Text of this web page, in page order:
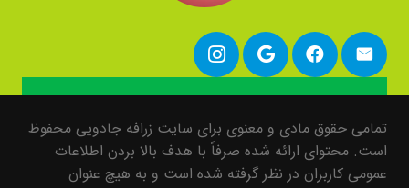
تمامی حقوق مادی و معنوی برای سایت زرافه جادویی محفوظ
است. محتوای ارائه شده صرفاً با هدف بالا بردن اطلاعات
عمومی کاربران در نظر گرفته شده است و به هیچ عنوان